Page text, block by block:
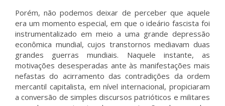
Porém, não podemos deixar de perceber que aquele
era um momento especial, em que o ideário fascista foi
instrumentalizado em meio a uma grande depressão
econômica mundial, cujos transtornos mediavam duas
grandes guerras mundiais. Naquele instante, as
motivações desesperadas ante às manifestações mais
nefastas do acirramento das contradições da ordem
mercantil capitalista, em nível internacional, propiciaram
a conversão de simples discursos patrióticos e militares